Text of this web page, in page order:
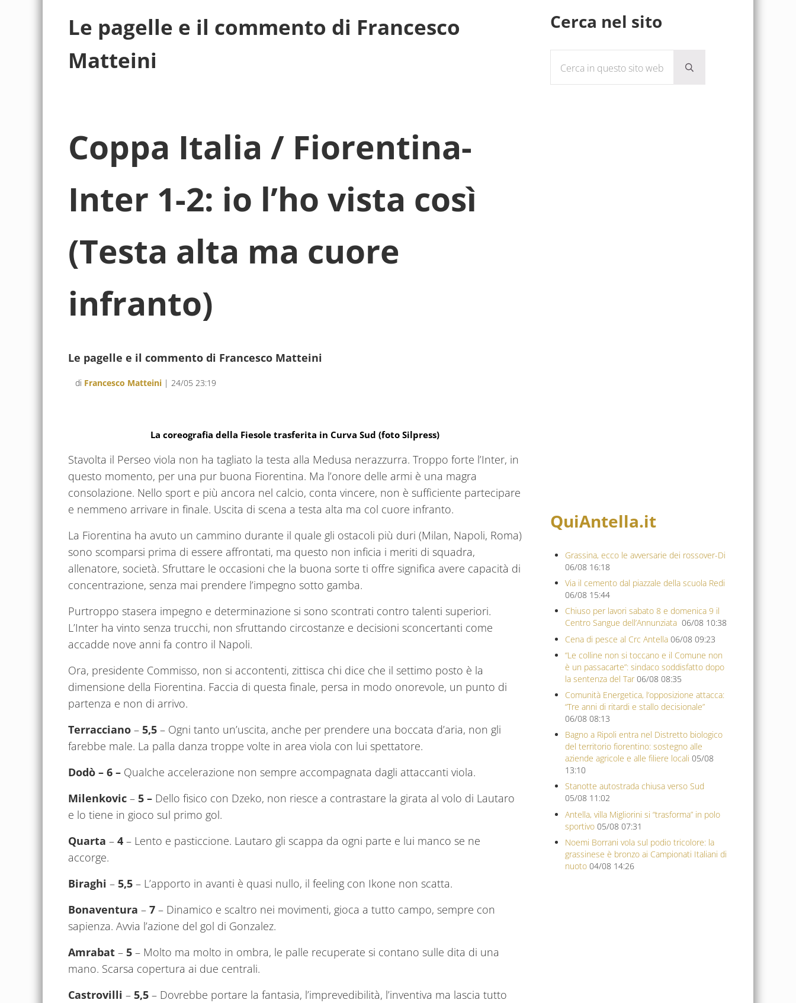
Le pagelle e il commento di Francesco
Matteini
Coppa Italia / Fiorentina-
Inter 1-2: io l’ho vista così
(Testa alta ma cuore
infranto)
Le pagelle e il commento di Francesco Matteini
di Francesco Matteini | 24/05 23:19
La coreografia della Fiesole trasferita in Curva Sud (foto Silpress)
Stavolta il Perseo viola non ha tagliato la testa alla Medusa nerazzurra. Troppo forte l’Inter, in
questo momento, per una pur buona Fiorentina. Ma l’onore delle armi è una magra
consolazione. Nello sport e più ancora nel calcio, conta vincere, non è sufficiente partecipare
e nemmeno arrivare in finale. Uscita di scena a testa alta ma col cuore infranto.
La Fiorentina ha avuto un cammino durante il quale gli ostacoli più duri (Milan, Napoli, Roma)
sono scomparsi prima di essere affrontati, ma questo non inficia i meriti di squadra,
allenatore, società. Sfruttare le occasioni che la buona sorte ti offre significa avere capacità di
concentrazione, senza mai prendere l’impegno sotto gamba.
Purtroppo stasera impegno e determinazione si sono scontrati contro talenti superiori.
L’Inter ha vinto senza trucchi, non sfruttando circostanze e decisioni sconcertanti come
accadde nove anni fa contro il Napoli.
Ora, presidente Commisso, non si accontenti, zittisca chi dice che il settimo posto è la
dimensione della Fiorentina. Faccia di questa finale, persa in modo onorevole, un punto di
partenza e non di arrivo.
Terracciano – 5,5– Ogni tanto un’uscita, anche per prendere una boccata d’aria, non gli
farebbe male. La palla danza troppe volte in area viola con lui spettatore.
Dodò – 6 –Qualche accelerazione non sempre accompagnata dagli attaccanti viola.
Milenkovic– 5 –Dello fisico con Dzeko, non riesce a contrastare la girata al volo di Lautaro
e lo tiene in gioco sul primo gol.
Quarta – 4 – Lento e pasticcione. Lautaro gli scappa da ogni parte e lui manco se ne
accorge.
Biraghi – 5,5 – L’apporto in avanti è quasi nullo, il feeling con Ikone non scatta.
Bonaventura – 7 – Dinamico e scaltro nei movimenti, gioca a tutto campo, sempre con
sapienza. Avvia l’azione del gol di Gonzalez.
Amrabat – 5 – Molto ma molto in ombra, le palle recuperate si contano sulle dita di una
mano. Scarsa copertura ai due centrali.
Castrovilli – 5,5 – Dovrebbe portare la fantasia, l’imprevedibilità, l’inventiva ma lascia tutto
Cerca nel sito
Submit search
QuiAntella.it
Grassina, ecco le avversarie dei rossover-Di
06/08 16:18
Via il cemento dal piazzale della scuola Redi
06/08 15:44
Chiuso per lavori sabato 8 e domenica 9 il
Centro Sangue dell’Annunziata 06/08 10:38
Cena di pesce al Crc Antella 06/08 09:23
“Le colline non si toccano e il Comune non
è un passacarte”: sindaco soddisfatto dopo
la sentenza del Tar 06/08 08:35
Comunità Energetica, l’opposizione attacca:
“Tre anni di ritardi e stallo decisionale”
06/08 08:13
Bagno a Ripoli entra nel Distretto biologico
del territorio fiorentino: sostegno alle
aziende agricole e alle filiere locali 05/08
13:10
Stanotte autostrada chiusa verso Sud
05/08 11:02
Antella, villa Migliorini si “trasforma” in polo
sportivo 05/08 07:31
Noemi Borrani vola sul podio tricolore: la
grassinese è bronzo ai Campionati Italiani di
nuoto 04/08 14:26